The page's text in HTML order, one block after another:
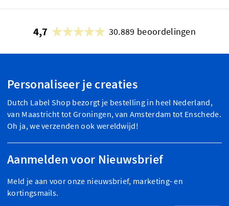
4,7 30.889 beoordelingen
Personaliseer je creaties
Dutch Label Shop bezorgt je bestelling in heel Nederland,
van Maastricht tot Groningen, van Amsterdam tot Enschede.
Oh ja, we verzenden ook wereldwijd!
Aanmelden voor Nieuwsbrief
Meld je aan voor onze nieuwsbrief, marketing- en
kortingsmails.